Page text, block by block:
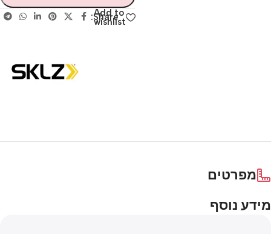
Add to
wishlist
Share:
מפרטים
מידע נוסף